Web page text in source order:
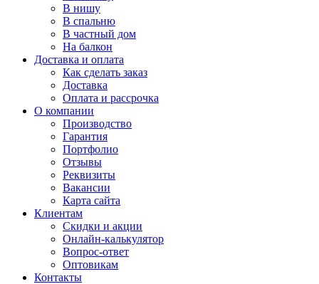
В нишу
В спальню
В частный дом
На балкон
Доставка и оплата
Как сделать заказ
Доставка
Оплата и рассрочка
О компании
Производство
Гарантия
Портфолио
Отзывы
Реквизиты
Вакансии
Карта сайта
Клиентам
Скидки и акции
Онлайн-калькулятор
Вопрос-ответ
Оптовикам
Контакты